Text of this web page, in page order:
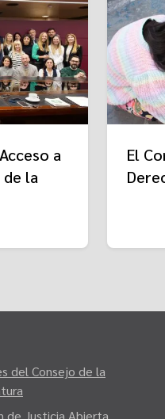
a
la
El
del Consejo de la
de Justicia Abierta